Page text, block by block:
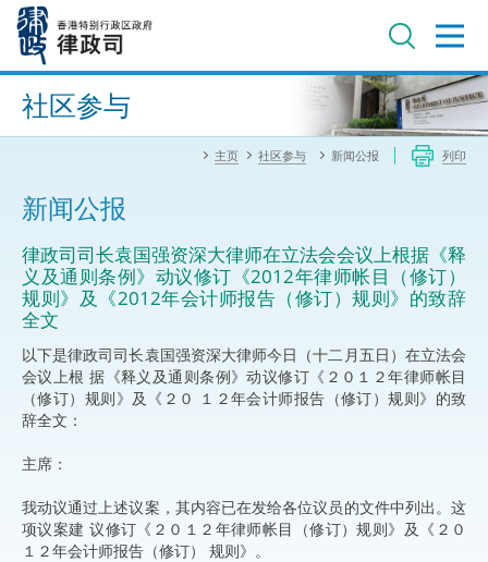
内
进阶搜寻
社区参与
主页 社区参与 新闻公报 列印
新闻公报
律政司司长袁国强资深大律师在立法会会议上根据《释
义及通则条例》动议修订《2012年律师帐目（修订）
规则》及《2012年会计师报告（修订）规则》的致辞
全文
以下是律政司司长袁国强资深大律师今日（十二月五日）在立法会
会议上根 据《释义及通则条例》动议修订《２０１２年律师帐目
（修订）规则》及《２０ １２年会计师报告（修订）规则》的致
辞全文：
主席：
我动议通过上述议案，其内容已在发给各位议员的文件中列出。这
项议案建 议修订《２０１２年律师帐目（修订）规则》及《２０
１２年会计师报告（修订） 规则》。